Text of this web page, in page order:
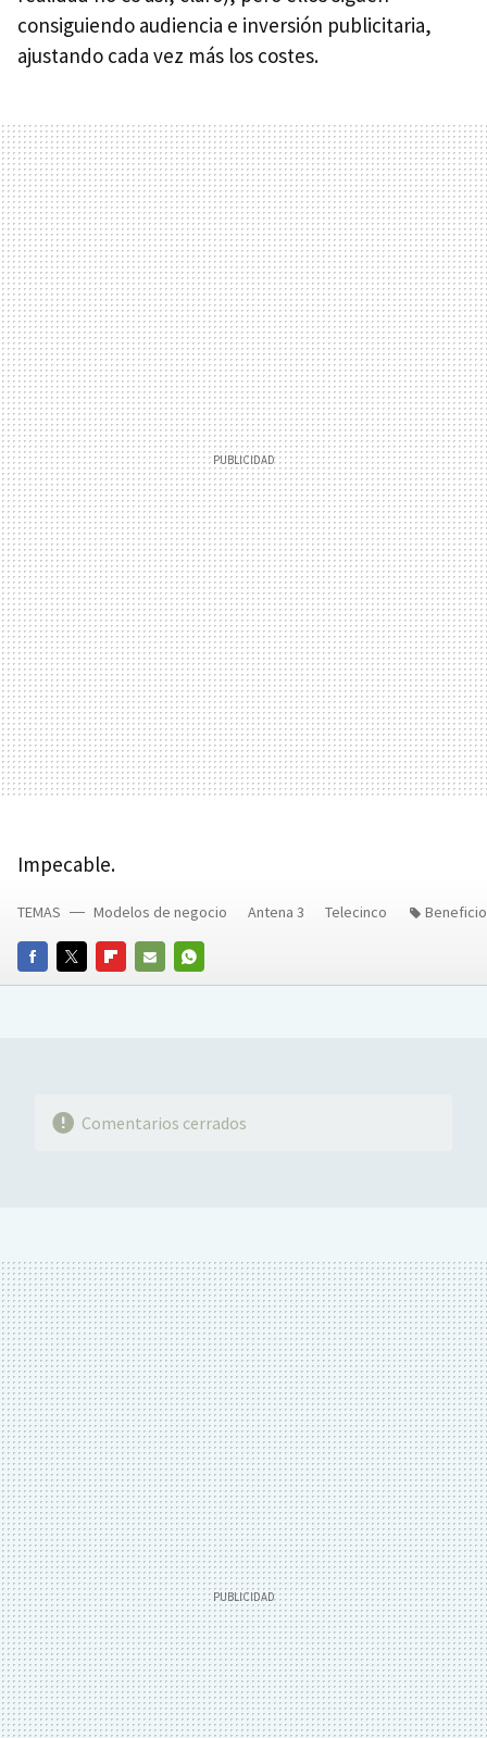
consiguiendo audiencia e inversión publicitaria,
ajustando cada vez más los costes.
Impecable.
FACEBOOKTWITTERFLIPBOARD
E-
WHATSAPP
TEMAS Modelos de negocio Antena 3 Telecinco
Comentarios cerrados